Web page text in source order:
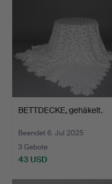
BETTDECKE, gehäkelt.
Beendet 6. Jul 2025
3 Gebote
43 USD